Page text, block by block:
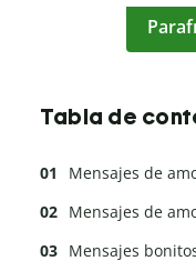
Tabla de
Mensajes de
Mensajes de
Mensajes